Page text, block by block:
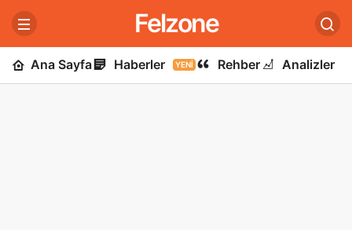
Felzone
Ana Sayfa Haberler YENI Rehber Analizler